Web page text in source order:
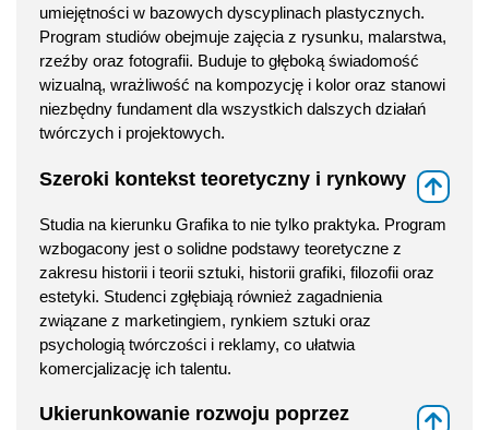
umiejętności w bazowych dyscyplinach plastycznych.
Program studiów obejmuje zajęcia z rysunku, malarstwa,
rzeźby oraz fotografii. Buduje to głęboką świadomość
wizualną, wrażliwość na kompozycję i kolor oraz stanowi
niezbędny fundament dla wszystkich dalszych działań
twórczych i projektowych.
Szeroki kontekst teoretyczny i rynkowy
Studia na kierunku Grafika to nie tylko praktyka. Program
wzbogacony jest o solidne podstawy teoretyczne z
zakresu historii i teorii sztuki, historii grafiki, filozofii oraz
estetyki. Studenci zgłębiają również zagadnienia
związane z marketingiem, rynkiem sztuki oraz
psychologią twórczości i reklamy, co ułatwia
komercjalizację ich talentu.
Ukierunkowanie rozwoju poprzez